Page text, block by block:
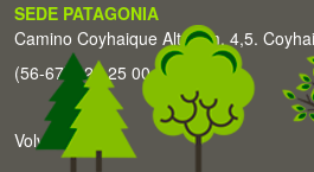
SEDE PATAGONIA
Camino Coyhaique Alto Km. 4,5.
(56-67) 226 25 00
Volver arriba